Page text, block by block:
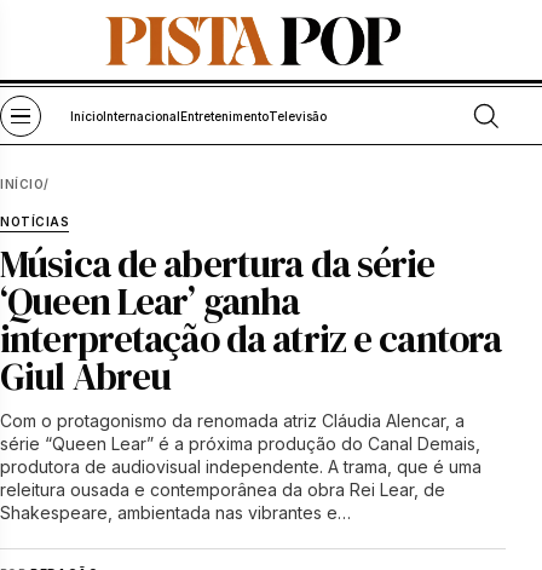
Pular para o conteúdo
Abrir menu
Início Internacional EntretenimentoTelevisão Abrir
INÍCIO/
NOTÍCIAS
Música de abertura da série
‘Queen Lear’ ganha
interpretação da atriz e cantora
Giul Abreu
Com o protagonismo da renomada atriz Cláudia Alencar, a
série “Queen Lear” é a próxima produção do Canal Demais,
produtora de audiovisual independente. A trama, que é uma
releitura ousada e contemporânea da obra Rei Lear, de
Shakespeare, ambientada nas vibrantes e…